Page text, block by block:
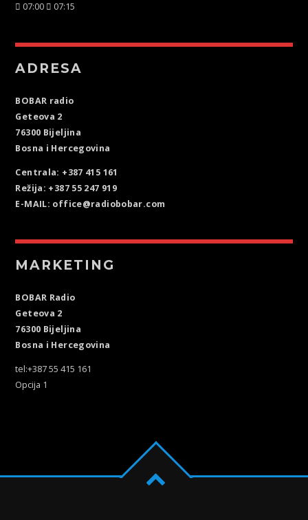
07:00 07:15
ADRESA
BOBAR radio
Geteova 2
76300 Bijeljina
Bosna i Hercegovina
Centrala: +387 415 161
Režija: +387 55 247 919
E-MAIL: office@radiobobar.com
MARKETING
BOBAR Radio
Geteova 2
76300 Bijeljina
Bosna i Hercegovina
tel:+387 55 415 161
Opcija 1